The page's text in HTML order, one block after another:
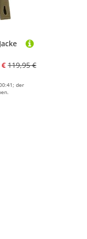
€ 119,95 €
der